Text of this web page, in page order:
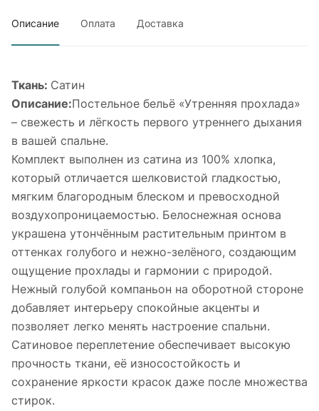
Описание Оплата Доставка
Ткань: Сатин
Описание:Постельное бельё «Утренняя прохлада»
– свежесть и лёгкость первого утреннего дыхания
в вашей спальне.
Комплект выполнен из сатина из 100% хлопка,
который отличается шелковистой гладкостью,
мягким благородным блеском и превосходной
воздухопроницаемостью. Белоснежная основа
украшена утончённым растительным принтом в
оттенках голубого и нежно-зелёного, создающим
ощущение прохлады и гармонии с природой.
Нежный голубой компаньон на оборотной стороне
добавляет интерьеру спокойные акценты и
позволяет легко менять настроение спальни.
Сатиновое переплетение обеспечивает высокую
прочность ткани, её износостойкость и
сохранение яркости красок даже после множества
стирок.